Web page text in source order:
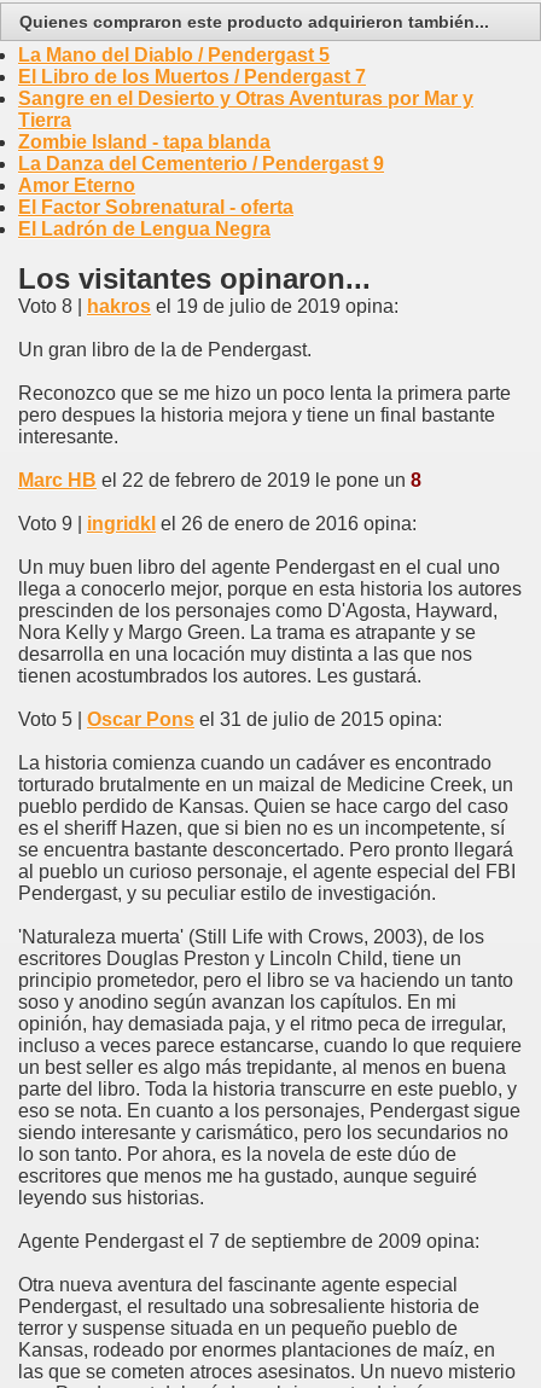
Quienes compraron este producto adquirieron también...
La Mano del Diablo / Pendergast 5
El Libro de los Muertos / Pendergast 7
Sangre en el Desierto y Otras Aventuras por Mar y
Tierra
Zombie Island - tapa blanda
La Danza del Cementerio / Pendergast 9
Amor Eterno
El Factor Sobrenatural - oferta
El Ladrón de Lengua Negra
Los visitantes opinaron...
Voto 8 | hakros el 19 de julio de 2019 opina:
Un gran libro de la de Pendergast.
Reconozco que se me hizo un poco lenta la primera parte
pero despues la historia mejora y tiene un final bastante
interesante.
Marc HB el 22 de febrero de 2019 le pone un 8
Voto 9 | ingridkl el 26 de enero de 2016 opina:
Un muy buen libro del agente Pendergast en el cual uno
llega a conocerlo mejor, porque en esta historia los autores
prescinden de los personajes como D'Agosta, Hayward,
Nora Kelly y Margo Green. La trama es atrapante y se
desarrolla en una locación muy distinta a las que nos
tienen acostumbrados los autores. Les gustará.
Voto 5 | Oscar Pons el 31 de julio de 2015 opina:
La historia comienza cuando un cadáver es encontrado
torturado brutalmente en un maizal de Medicine Creek, un
pueblo perdido de Kansas. Quien se hace cargo del caso
es el sheriff Hazen, que si bien no es un incompetente, sí
se encuentra bastante desconcertado. Pero pronto llegará
al pueblo un curioso personaje, el agente especial del FBI
Pendergast, y su peculiar estilo de investigación.
'Naturaleza muerta' (Still Life with Crows, 2003), de los
escritores Douglas Preston y Lincoln Child, tiene un
principio prometedor, pero el libro se va haciendo un tanto
soso y anodino según avanzan los capítulos. En mi
opinión, hay demasiada paja, y el ritmo peca de irregular,
incluso a veces parece estancarse, cuando lo que requiere
un best seller es algo más trepidante, al menos en buena
parte del libro. Toda la historia transcurre en este pueblo, y
eso se nota. En cuanto a los personajes, Pendergast sigue
siendo interesante y carismático, pero los secundarios no
lo son tanto. Por ahora, es la novela de este dúo de
escritores que menos me ha gustado, aunque seguiré
leyendo sus historias.
Agente Pendergast el 7 de septiembre de 2009 opina:
Otra nueva aventura del fascinante agente especial
Pendergast, el resultado una sobresaliente historia de
terror y suspense situada en un pequeño pueblo de
Kansas, rodeado por enormes plantaciones de maíz, en
las que se cometen atroces asesinatos. Un nuevo misterio